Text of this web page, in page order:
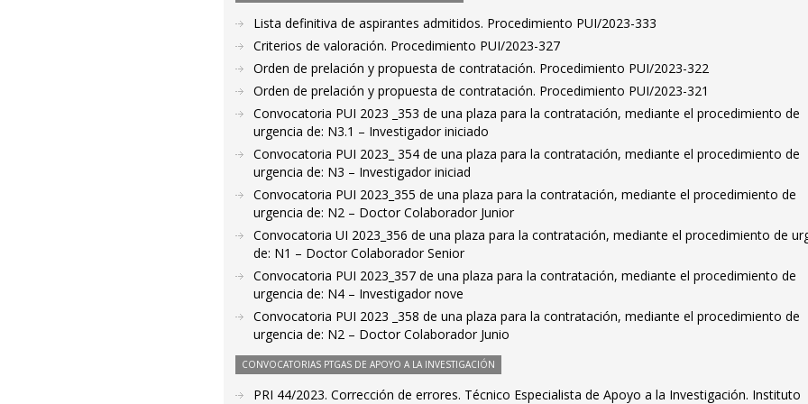
Lista definitiva de aspirantes admitidos. Procedimiento PUI/2023-333
Criterios de valoración. Procedimiento PUI/2023-327
Orden de prelación y propuesta de contratación. Procedimiento PUI/2023-322
Orden de prelación y propuesta de contratación. Procedimiento PUI/2023-321
Convocatoria PUI 2023 _353 de una plaza para la contratación, mediante el procedimiento de
urgencia de: N3.1 – Investigador iniciado
Convocatoria PUI 2023_ 354 de una plaza para la contratación, mediante el procedimiento de
urgencia de: N3 – Investigador iniciad
Convocatoria PUI 2023_355 de una plaza para la contratación, mediante el procedimiento de
urgencia de: N2 – Doctor Colaborador Junior
Convocatoria UI 2023_356 de una plaza para la contratación, mediante el procedimiento de
de: N1 – Doctor Colaborador Senior
Convocatoria PUI 2023_357 de una plaza para la contratación, mediante el procedimiento de
urgencia de: N4 – Investigador nove
Convocatoria PUI 2023 _358 de una plaza para la contratación, mediante el procedimiento de
urgencia de: N2 – Doctor Colaborador Junio
CONVOCATORIAS PTGAS DE APOYO A LA INVESTIGACIÓN
PRI 44/2023. Corrección de errores. Técnico Especialista de Apoyo a la Investigación. Instituto